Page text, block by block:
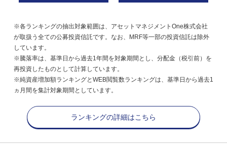
※各ランキングの抽出対象範囲は、アセットマネジメントOne株式会社
が取扱う全ての公募投資信託です。なお、MRF等一部の投資信託は除外
しています。
※騰落率は、基準日から過去1年間を対象期間とし、分配金（税引前）を
再投資したものとして計算しています。
※純資産増加額ランキングとWEB閲覧数ランキングは、基準日から過去1
ヵ月間を集計対象期間としています。
ランキングの詳細はこちら